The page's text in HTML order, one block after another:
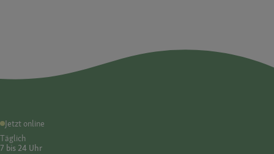
Jetzt online
Täglich
7 bis 24 Uhr